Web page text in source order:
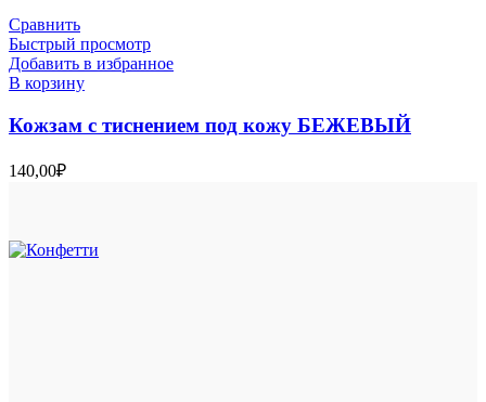
Сравнить
Быстрый просмотр
Добавить в избранное
В корзину
Кожзам с тиснением под кожу БЕЖЕВЫЙ
140,00₽